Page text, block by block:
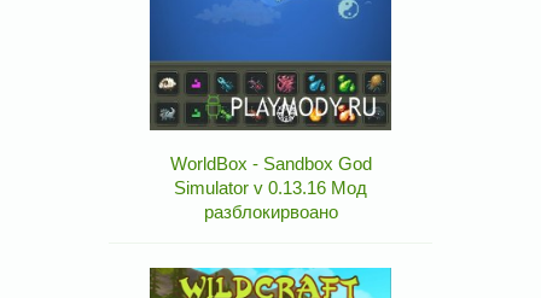
WorldBox - Sandbox God
Simulator v 0.13.16 Мод
разблокирвоано